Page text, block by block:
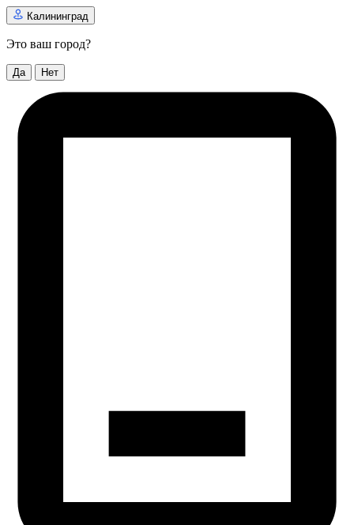
Калининград
Это ваш город?
Да Нет